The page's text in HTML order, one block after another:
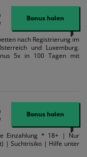
Bonus holen
nach Registrierung im
und Luxemburg.
5x in 100 Tagen mit
Lizenziert; Hilfe bei
Bonus holen
Einzahlung * 18+ | Nur
| Suchtrisiko | Hilfe unter